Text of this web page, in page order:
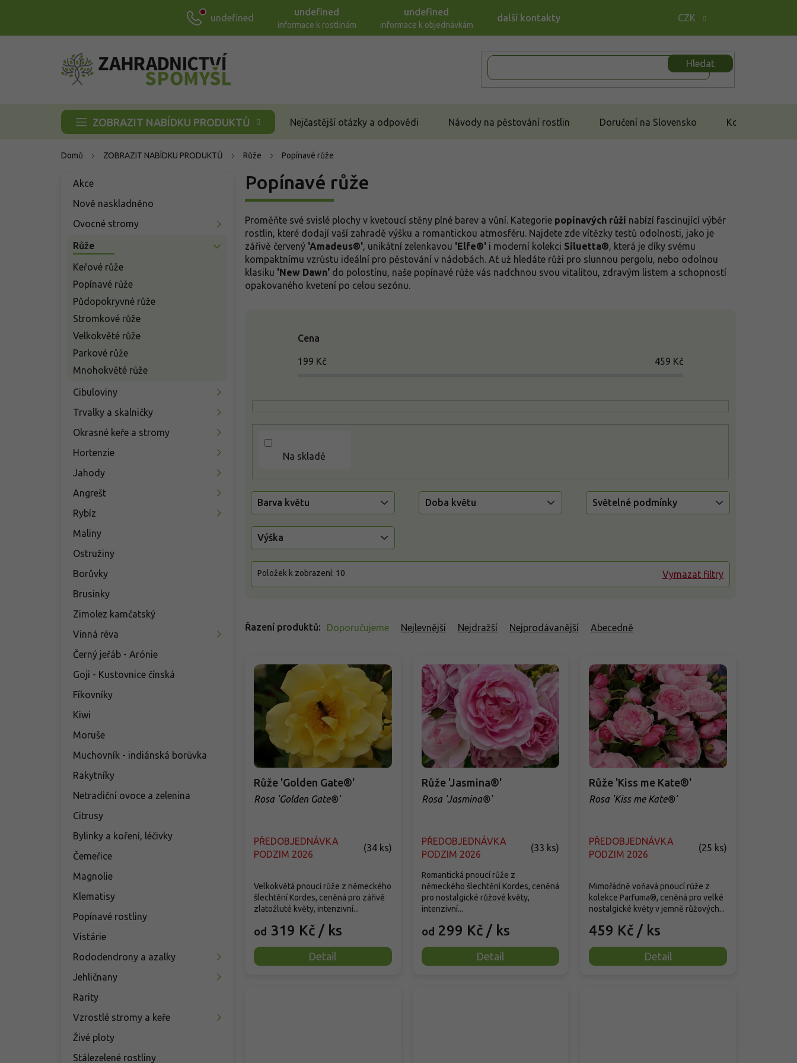
CZK
undefined
undefined
informace k rostlinám
undefined
informace k objednávkám
další kontakty
Hledat
ZOBRAZIT NABÍDKU PRODUKTŮ Nejčastější otázky a odpovědi Návody na pěstování rostlin Doručení na Slovensko Kontakt
Domů ZOBRAZIT NABÍDKU PRODUKTŮ Růže Popínavé růže
Přeskočit
Akce
Nově naskladněno
Ovocné stromy
Růže
Keřové růže
Popínavé růže
Půdopokryvné růže
Stromkové růže
Velkokvěté růže
Parkové růže
Mnohokvěté růže
Cibuloviny
Trvalky a skalničky
Okrasné keře a stromy
Hortenzie
Jahody
Angrešt
Rybíz
Maliny
Ostružiny
Borůvky
Brusinky
Zimolez kamčatský
Vinná réva
Černý jeřáb - Arónie
Goji - Kustovnice čínská
Fíkovníky
Kiwi
Moruše
Muchovník - indiánská borůvka
Rakytníky
Netradiční ovoce a zelenina
Citrusy
Bylinky a koření, léčivky
Čemeřice
Magnolie
Klematisy
Popínavé rostliny
Vistárie
Rododendrony a azalky
Jehličnany
Rarity
Vzrostlé stromy a keře
Živé ploty
Stálezelené rostliny
Popínavé růže
Proměňte své svislé plochy v kvetoucí stěny plné barev a vůní. Kategorie popínavých růží nabízí fascinující výběr
rostlin, které dodají vaší zahradě výšku a romantickou atmosféru. Najdete zde vítězky testů odolnosti, jako je
zářivě červený 'Amadeus®', unikátní zelenkavou 'Elfe®' i moderní kolekci Siluetta®, která je díky svému
kompaktnímu vzrůstu ideální pro pěstování v nádobách. Ať už hledáte růži pro slunnou pergolu, nebo odolnou
klasiku 'New Dawn' do polostínu, naše popínavé růže vás nadchnou svou vitalitou, zdravým listem a schopností
opakovaného kvetení po celou sezónu.
Řazení produktů Doporučujeme Nejlevnější Nejdražší Nejprodávanější Abecedně
Cena
199 Kč 459 Kč
Na skladě
Barva květu Doba květu Světelné podmínky
Výška
Vymazat filtry
Položek k zobrazení: 10
Růže 'Golden Gate®'
Rosa 'Golden Gate®'
PŘEDOBJEDNÁVKA
PODZIM 2026
(34 ks)
od 319 Kč / ks
Detail
Velkokvětá pnoucí růže z německého
šlechtění Kordes, ceněná pro zářivě
zlatožluté květy, intenzivní...
Růže 'Jasmina®'
Rosa 'Jasmina®'
PŘEDOBJEDNÁVKA
PODZIM 2026
(33 ks)
od 299 Kč / ks
Detail
Romantická pnoucí růže z
německého šlechtění Kordes, ceněná
pro nostalgické růžové květy,
intenzivní...
Růže 'Kiss me Kate®'
Rosa 'Kiss me Kate®'
PŘEDOBJEDNÁVKA
PODZIM 2026
(25 ks)
459 Kč / ks
Detail
Mimořádně voňavá pnoucí růže z
kolekce Parfuma®, ceněná pro velké
nostalgické květy v jemně růžových...